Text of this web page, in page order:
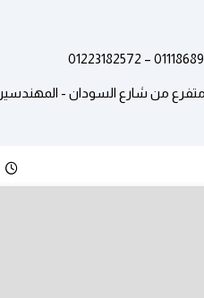
الحمامصى - متفرع من شارع السودان -